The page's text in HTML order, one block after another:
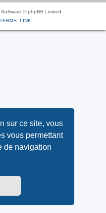
sur ce site, vous
vous permettant
de navigation
© phpBB Limited
TERMS_LINK